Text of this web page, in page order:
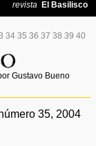
34 35 36 37 38 39 40
Gustavo Bueno
35, 2004